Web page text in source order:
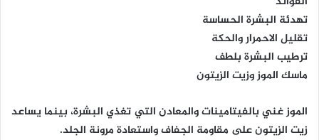
تهدئة البشرة الحساسة
تقليل الاحمرار والحكة
ترطيب البشرة بلطف
ماسك الموز وزيت الزيتون
الموز غني بالفيتامينات والمعادن التي تغذي البشرة، بينما يساعد
زيت الزيتون على مقاومة الجفاف واستعادة مرونة الجلد.